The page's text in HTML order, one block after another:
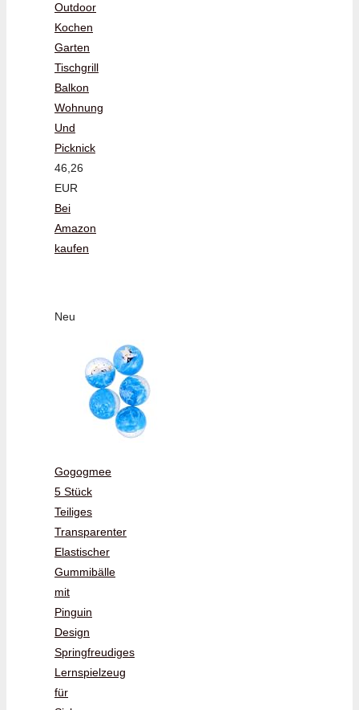
Outdoor
Kochen
Garten
Tischgrill
Balkon
Wohnung
Und
Picknick
46,26
EUR
Bei
Amazon
kaufen
Neu
Gogogmee
5 Stück
Teiliges
Transparenter
Elastischer
Gummibälle
mit
Pinguin
Design
Springfreudiges
Lernspielzeug
für